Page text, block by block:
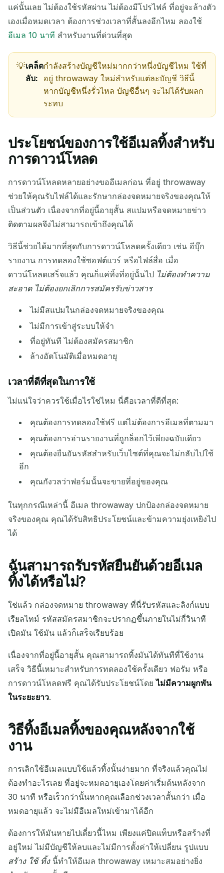
แค่นั้นเลย ไม่ต้องใช้รหัสผ่าน ไม่ต้องมีโปรไฟล์ ที่อยู่จะล้างตัว
เองเมื่อหมดเวลา ต้องการช่วงเวลาที่สั้นลงอีกไหม ลองใช้
อีเมล 10 นาที สำหรับงานที่ด่วนที่สุด
เคล็ด
ลับ:
กำลังสร้างบัญชีใหม่มากกว่าหนึ่งบัญชีไหม ใช้ที่
อยู่ throwaway ใหม่สำหรับแต่ละบัญชี วิธีนี้
หากบัญชีหนึ่งรั่วไหล บัญชีอื่นๆ จะไม่ได้รับผลก
ระทบ
ประโยชน์ของการใช้อีเมลทิ้งสำหรับ
การดาวน์โหลด
การดาวน์โหลดหลายอย่างขออีเมลก่อน ที่อยู่ throwaway
ช่วยให้คุณรับไฟล์ได้และรักษากล่องจดหมายจริงของคุณให้
เป็นส่วนตัว เนื่องจากที่อยู่นี้อายุสั้น สแปมหรือจดหมายข่าว
ติดตามผลจึงไม่สามารถเข้าถึงคุณได้
วิธีนี้ช่วยได้มากที่สุดกับการดาวน์โหลดครั้งเดียว เช่น อีบุ๊ก
รายงาน การทดลองใช้ซอฟต์แวร์ หรือไฟล์สื่อ เมื่อ
ดาวน์โหลดเสร็จแล้ว คุณก็แค่ทิ้งที่อยู่นั้นไป ไม่ต้องทำความ
สะอาด ไม่ต้องยกเลิกการสมัครรับข่าวสาร
ไม่มีสแปมในกล่องจดหมายจริงของคุณ
ไม่มีการเข้าสู่ระบบให้จำ
ที่อยู่ทันที ไม่ต้องสมัครสมาชิก
ล้างอัตโนมัติเมื่อหมดอายุ
เวลาที่ดีที่สุดในการใช้
ไม่แน่ใจว่าควรใช้เมื่อไรใช่ไหม นี่คือเวลาที่ดีที่สุด:
คุณต้องการทดลองใช้ฟรี แต่ไม่ต้องการอีเมลที่ตามมา
คุณต้องการอ่านรายงานที่ถูกล็อกไว้เพียงฉบับเดียว
คุณต้องยืนยันรหัสสำหรับเว็บไซต์ที่คุณจะไม่กลับไปใช้
อีก
คุณกังวลว่าฟอร์มนั้นจะขายที่อยู่ของคุณ
ในทุกกรณีเหล่านี้ อีเมล throwaway ปกป้องกล่องจดหมาย
จริงของคุณ คุณได้รับสิทธิประโยชน์และข้ามความยุ่งเหยิงไป
ได้
ฉันสามารถรับรหัสยืนยันด้วยอีเมล
ทิ้งได้หรือไม่?
ใช่แล้ว กล่องจดหมาย throwaway ที่นี่รับรหัสและลิงก์แบบ
เรียลไทม์ รหัสสมัครสมาชิกจะปรากฏขึ้นภายในไม่กี่วินาที
เปิดมัน ใช้มัน แล้วก็เสร็จเรียบร้อย
เนื่องจากที่อยู่นี้อายุสั้น คุณสามารถทิ้งมันได้ทันทีที่ใช้งาน
เสร็จ วิธีนี้เหมาะสำหรับการทดลองใช้ครั้งเดียว ฟอรัม หรือ
การดาวน์โหลดฟรี คุณได้รับประโยชน์โดยไม่มีความผูกพัน
ในระยะยาว.
วิธีทิ้งอีเมลทิ้งของคุณหลังจากใช้
งาน
การเลิกใช้อีเมลแบบใช้แล้วทิ้งนั้นง่ายมาก ที่จริงแล้วคุณไม่
ต้องทำอะไรเลย ที่อยู่จะหมดอายุเองโดยค่าเริ่มต้นหลังจาก
30 นาที หรือเร็วกว่านั้นหากคุณเลือกช่วงเวลาสั้นกว่า เมื่อ
หมดอายุแล้ว จะไม่มีอีเมลใหม่เข้ามาได้อีก
ต้องการให้มันหายไปเดี๋ยวนี้ไหม เพียงแค่ปิดแท็บหรือสร้างที่
อยู่ใหม่ ไม่มีบัญชีให้ลบและไม่มีการตั้งค่าให้เปลี่ยน รูปแบบ
สร้าง ใช้ ทิ้งนี้ทำให้อีเมล throwaway เหมาะสมอย่างยิ่ง